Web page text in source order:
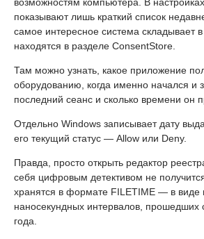
показывают лишь краткий список
самое интересное система складывает
находятся в разделе ConsentStore.
Там можно узнать, какое приложение
оборудованию, когда именно начался и
последний сеанс и сколько времени он
Отдельно Windows записывает дату
его текущий статус — Allow или Deny.
Правда, просто открыть редактор
себя цифровым детективом не
хранятся в формате FILETIME — в виде
наносекундных интервалов, прошедших
года.